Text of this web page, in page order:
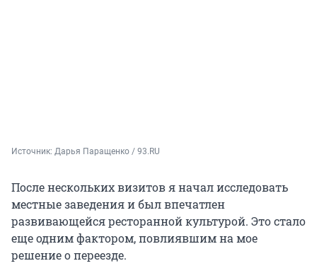
Источник: Дарья Паращенко / 93.RU
После нескольких визитов я начал исследовать
местные заведения и был впечатлен
развивающейся ресторанной культурой. Это стало
еще одним фактором, повлиявшим на мое
решение о переезде.